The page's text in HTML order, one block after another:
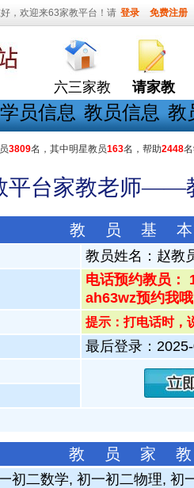
，欢迎来63家教平台！请 登录 免费注册
六三家教 请家教
学员信息 教员信息 教
3809名，其中明星教员163名，帮助2448
平台家教老师——
教 员 基
教员姓名： 赵教
电话预约教员：
ah63wz预约我哦
提示：打电话时，
最后登录：
教 员 家
初二数学, 初一初二物理, 初